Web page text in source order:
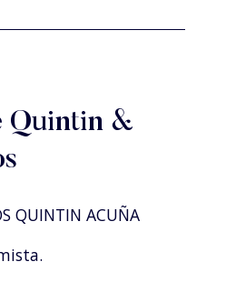
Quintin &
QUINTIN ACUÑA